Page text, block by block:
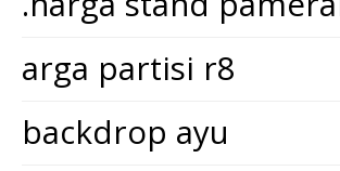
arga partisi r8
backdrop ayu